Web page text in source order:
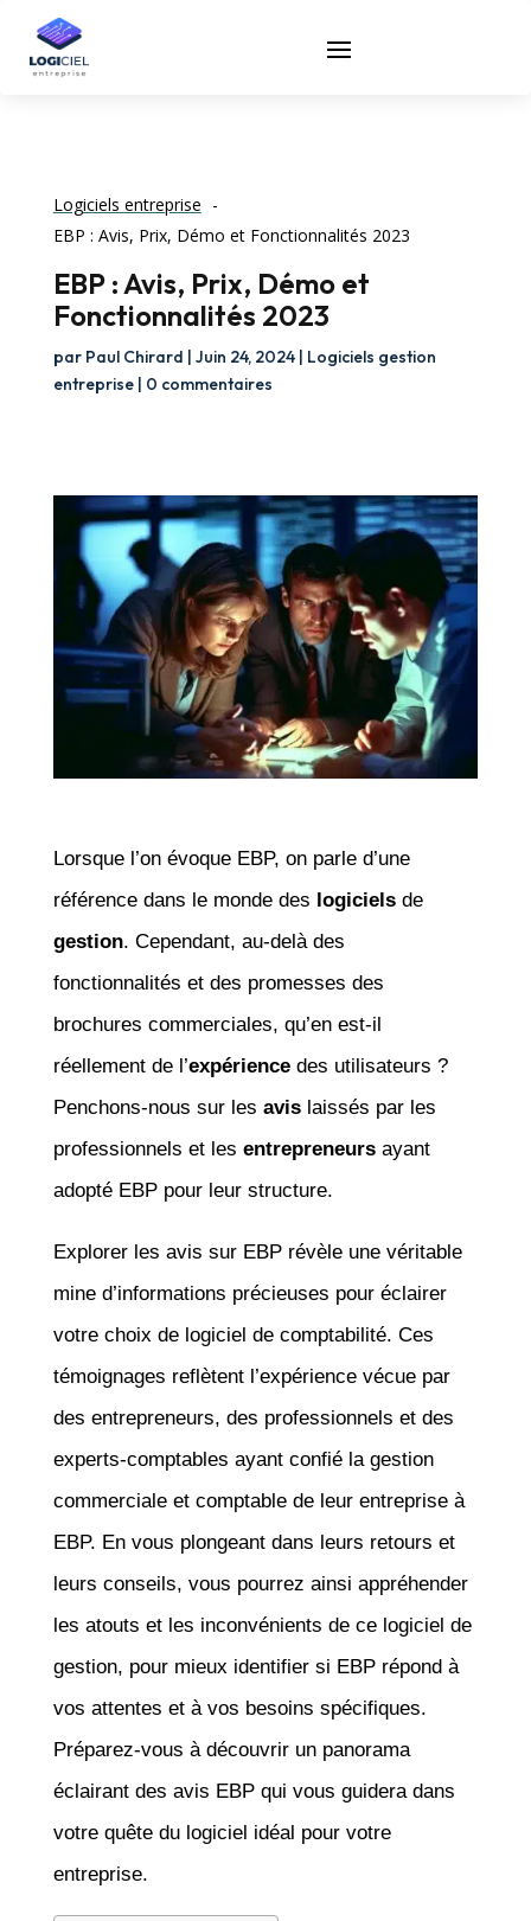
Logiciels entreprise
EBP : Avis, Prix, Démo et Fonctionnalités 2023
EBP : Avis, Prix, Démo et
Fonctionnalités 2023
par Paul Chirard | Juin 24, 2024| Logiciels gestion
entreprise| 0 commentaires
Lorsque l’on évoque EBP, on parle d’une
référence dans le monde des logicielsde
gestion. Cependant, au-delà des
fonctionnalités et des promesses des
brochures commerciales, qu’en est-il
réellement de l’expériencedes utilisateurs ?
Penchons-nous sur les avislaissés par les
professionnels et les entrepreneursayant
adopté EBP pour leur structure.
Explorer les avis sur EBP révèle une véritable
mine d’informations précieuses pour éclairer
votre choix de logiciel de comptabilité. Ces
témoignages reflètent l’expérience vécue par
des entrepreneurs, des professionnels et des
experts-comptables ayant confié la gestion
commerciale et comptable de leur entreprise à
EBP. En vous plongeant dans leurs retours et
leurs conseils, vous pourrez ainsi appréhender
les atouts et les inconvénients de ce logiciel de
gestion, pour mieux identifier si EBP répond à
vos attentes et à vos besoins spécifiques.
Préparez-vous à découvrir un panorama
éclairant des avis EBP qui vous guidera dans
votre quête du logiciel idéal pour votre
entreprise.